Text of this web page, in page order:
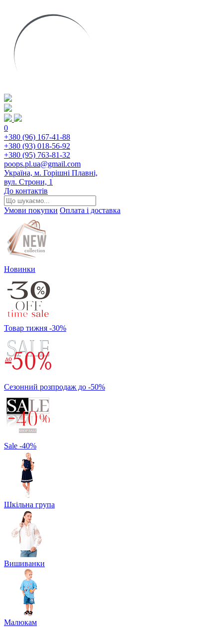
0
+380 (96) 167-41-88
+380 (93) 018-56-92
+380 (95) 763-81-32
poops.pl.ua@gmail.com
Україна, м. Горішні Плавні,
вул. Строни, 1
До контактів
Умови покупки Оплата і доставка
Новинки
Товар тижня -30%
Сезонний розпродаж до -50%
Sale -40%
Шкільна група
Вишиванки
Малюкам